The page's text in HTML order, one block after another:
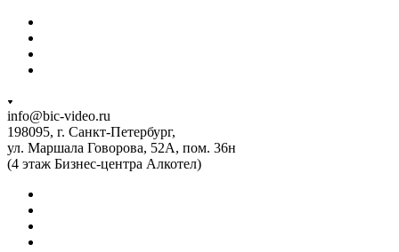
info@bic-video.ru
198095, г. Санкт-Петербург,
ул. Маршала Говорова, 52А, пом. 36н
(4 этаж Бизнес-центра Алкотел)